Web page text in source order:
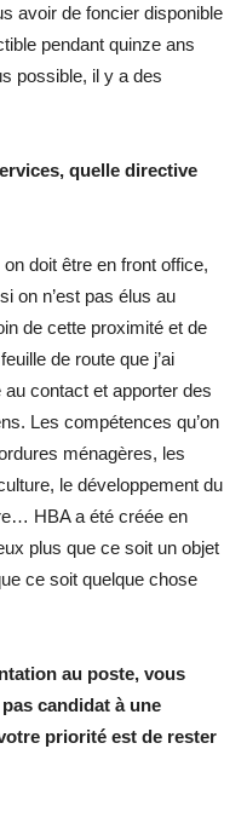
avoir de foncier disponible
pendant quinze ans
possible, il y a des
quelle directive
doit être en front office,
on n’est pas élus au
de cette proximité et de
de route que j’ai
contact et apporter des
Les compétences qu’on
ménagères, les
le développement du
HBA a été créée en
plus que ce soit un objet
ce soit quelque chose
au poste, vous
candidat à une
priorité est de rester